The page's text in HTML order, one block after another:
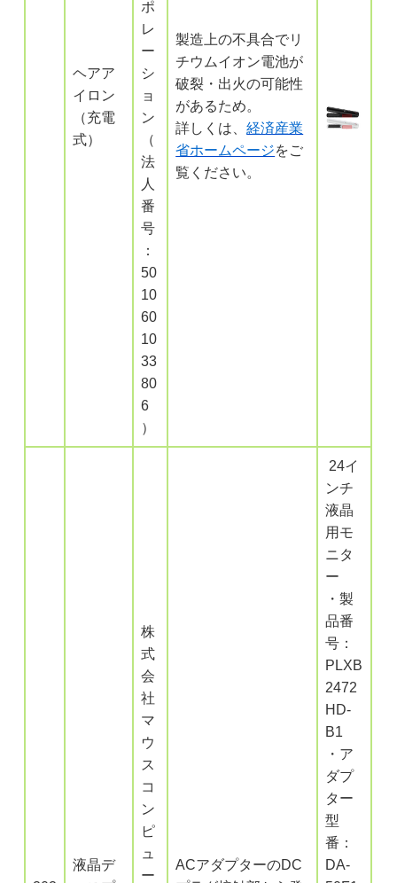
ヘアア
イロン
（充電
式）
ポ
レ
ー
シ
ョ
ン
（
法
人
番
号
：
50
10
60
10
33
80
6
）
製造上の不具合でリ
チウムイオン電池が
破裂・出火の可能性
があるため。
詳しくは、経済産業
省ホームページをご
覧ください。
液晶デ
株
式
会
社
マ
ウ
ス
コ
ン
ピ
ュ
ー
ACアダプターのDC
24イ
ンチ
液晶
用モ
ニタ
ー
・製
品番
号：
PLXB
2472
HD-
B1
・ア
ダプ
ター
型
番：
DA-